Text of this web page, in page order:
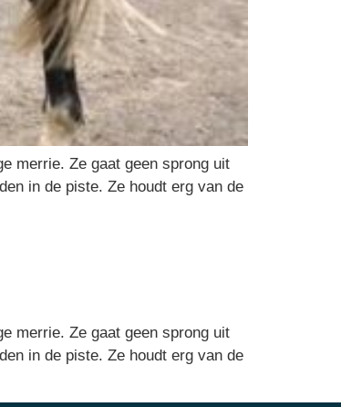
merrie. Ze gaat geen sprong uit
in de piste. Ze houdt erg van de
merrie. Ze gaat geen sprong uit
in de piste. Ze houdt erg van de